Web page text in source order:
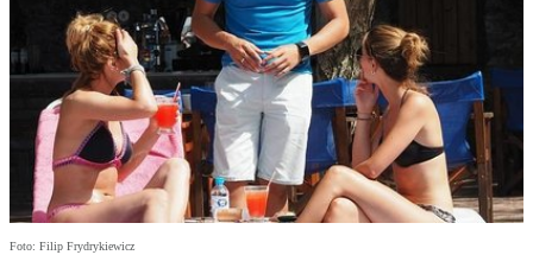
Foto: Filip Frydrykiewicz